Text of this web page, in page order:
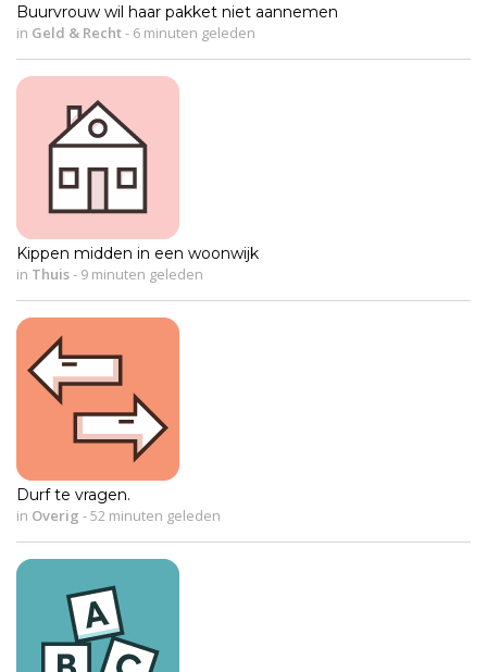
Buurvrouw wil haar pakket niet aannemen
in Geld & Recht- 6 minuten geleden
Kippen midden in een woonwijk
in Thuis- 9 minuten geleden
Durf te vragen.
in Overig -52 minuten geleden